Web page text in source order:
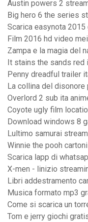
Austin powers 2
Big hero 6 the series
Scarica easynota 2015
Film 2016 hd video
Zampa e la magia del
It stains the sands red
Penny dreadful trailer
La collina del
Overlord 2 sub ita
Coyote ugly film
Download windows 8
Lultimo samurai
Winnie the pooh
Scarica lapp di
X-men - linizio
Libri addestramento
Musica formato mp3
Come si scarica un
Tom e jerry giochi